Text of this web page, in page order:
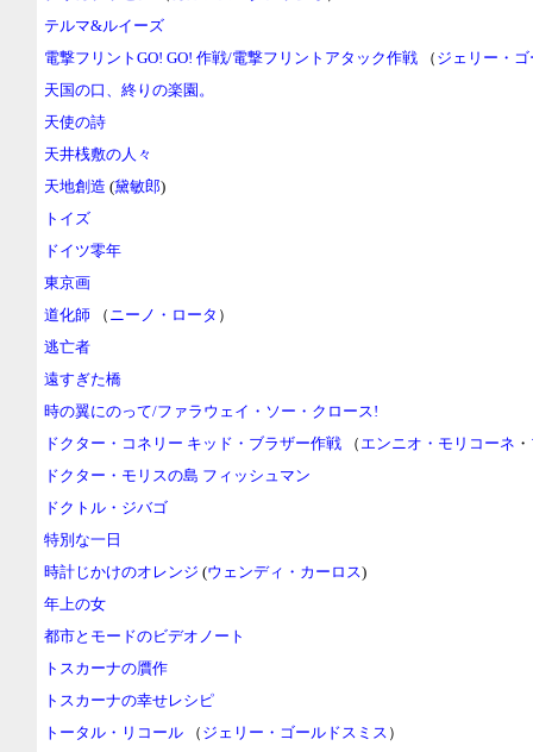
テルマ&ルイーズ
電撃フリントGO! GO! 作戦/電撃フリントアタック作戦 （ ジェリー・
天国の口、終りの楽園。
天使の詩
天井桟敷の人々
天地創造 (黛敏郎)
トイズ
ドイツ零年
東京画
道化師 （ ニーノ・ロータ ）
逃亡者
遠すぎた橋
時の翼にのって/ファラウェイ・ソー・クロース!
ドクター・コネリー キッド・ブラザー作戦 （ エンニオ・モリコーネ ・
ドクター・モリスの島 フィッシュマン
ドクトル・ジバゴ
特別な一日
時計じかけのオレンジ (ウェンディ・カーロス)
年上の女
都市とモードのビデオノート
トスカーナの贋作
トスカーナの幸せレシピ
トータル・リコール （ ジェリー・ゴールドスミス ）